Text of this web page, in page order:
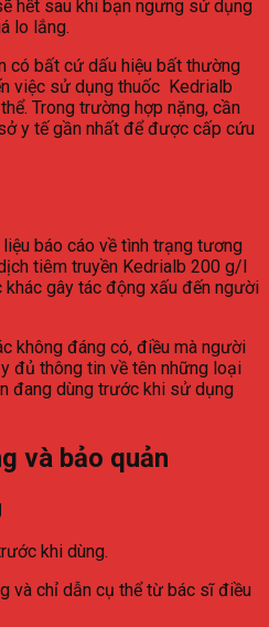
hết sau khi bạn ngưng sử dụng
lo lắng.
có bất cứ dấu hiệu bất thường
việc sử dụng thuốc Kedrialb
Trong trường hợp nặng, cần
y tế gần nhất để được cấp cứu
báo cáo về tình trạng tương
tiêm truyền Kedrialb 200 g/l
gây tác động xấu đến người
không đáng có, điều mà người
đủ thông tin về tên những loại
đang dùng trước khi sử dụng
và bảo quản
khi dùng.
và chỉ dẫn cụ thể từ bác sĩ điều